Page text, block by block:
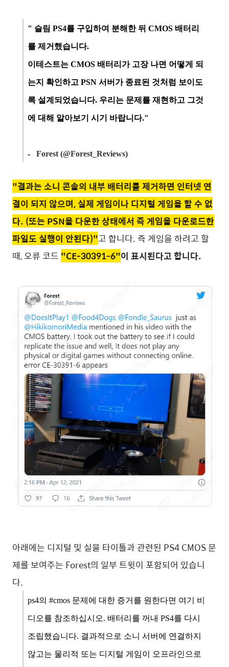
" 슬림 PS4를 구입하여 분해한 뒤 CMOS 배터리
를 제거했습니다.
이테스트는 CMOS 배터리가 고장 나면 어떻게 되
는지 확인하고 PSN 서버가 종료된 것처럼 보이도
록 설계되었습니다. 우리는 문제를 재현하고 그것
에 대해 알아보기 시기 바랍니다."
- Forest (@Forest_Reviews)
"결과는 소니 콘솔의 내부 배터리를 제거하면 인터넷 연
결이 되지 않으며, 실제 게임이나 디지털 게임을 할 수 없
다. (또는 PSN을 다운한 상태에서 즉 게임을 다운로드한
파일도 실행이 안된다)"고 합니다. 즉 게임을 하려고 할
때, 오류 코드 "CE-30391-6"이 표시된다고 합니다.
아래에는 디지털 및 실물 타이틀과 관련된 PS4 CMOS 문
제를 보여주는 Forest의 일부 트윗이 포함되어 있습니
다.
ps4의 #cmos 문제에 대한 증거를 원한다면 여기 비
디오를 참조하십시오. 배터리를 꺼내 PS4를 다시
조립했습니다. 결과적으로 소니 서버에 연결하지
않고는 물리적 또는 디지털 게임이 오프라인으로